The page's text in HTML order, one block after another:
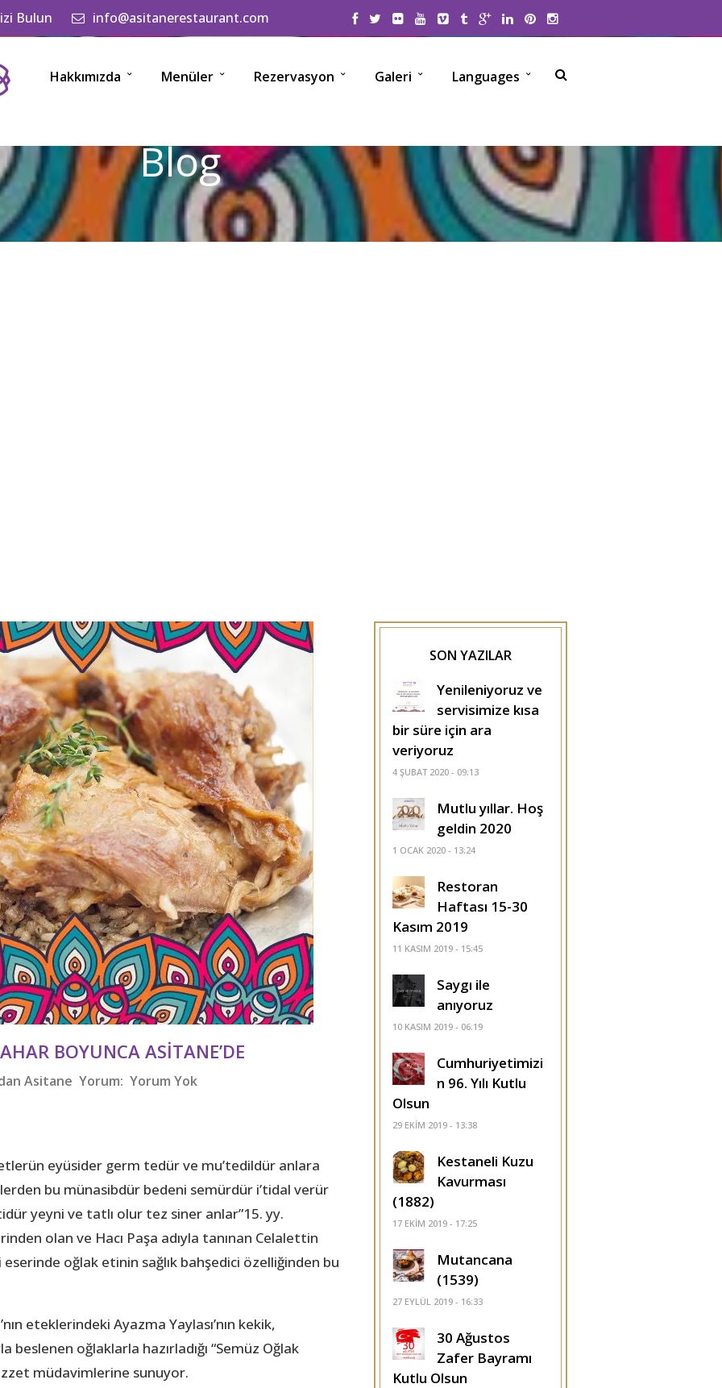
Bulun info@asitanerestaurant.com
Hakkımızda Menüler Rezervasyon Galeri Languages
Blog
BOYUNCA ASITANE’DE
Asitane Yorum: Yorum Yok
eyüsider germ tedür ve mu’tedildür anlara
bu münasibdür bedeni semürdür i’tidal verür
yeyni ve tatlı olur tez siner anlar”15. yy.
olan ve Hacı Paşa adıyla tanınan Celalettin
eserinde oğlak etinin sağlık bahşedici özelliğinden bu
eteklerindeki Ayazma Yaylası’nın kekik,
beslenen oğlaklarla hazırladığı “Semüz Oğlak
müdavimlerine sunuyor.
SON YAZILAR
Yenileniyoruz ve
servisimize kısa
bir süre için ara
veriyoruz
4 ŞUBAT 2020 - 09:13
Mutlu yıllar. Hoş
geldin 2020
1 OCAK 2020 - 13:24
Restoran
Haftası 15-30
Kasım 2019
11 KASIM 2019 - 15:45
Saygı ile
anıyoruz
10 KASIM 2019 - 06:19
Cumhuriyetimizi
n 96. Yılı Kutlu
Olsun
29 EKIM 2019 - 13:38
Kestaneli Kuzu
Kavurması
(1882)
17 EKIM 2019 - 17:25
Mutancana
(1539)
27 EYLÜL 2019 - 16:33
30 Ağustos
Zafer Bayramı
Kutlu Olsun